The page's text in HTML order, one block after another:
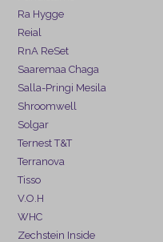
Ra Hygge
Reial
RnA ReSet
Saaremaa Chaga
Salla-Pringi Mesila
Shroomwell
Solgar
Ternest T&T
Terranova
Tisso
V.O.H
WHC
Zechstein Inside